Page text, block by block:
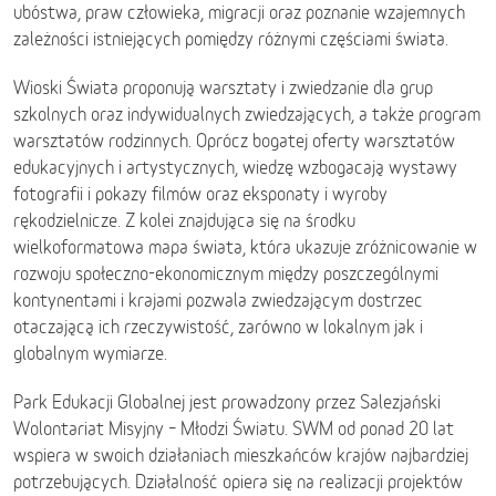
ubóstwa, praw człowieka, migracji oraz poznanie wzajemnych
zależności istniejących pomiędzy różnymi częściami świata.
Wioski Świata proponują warsztaty i zwiedzanie dla grup
szkolnych oraz indywidualnych zwiedzających, a także program
warsztatów rodzinnych. Oprócz bogatej oferty warsztatów
edukacyjnych i artystycznych, wiedzę wzbogacają wystawy
fotografii i pokazy filmów oraz eksponaty i wyroby
rękodzielnicze. Z kolei znajdująca się na środku
wielkoformatowa mapa świata, która ukazuje zróżnicowanie w
rozwoju społeczno-ekonomicznym między poszczególnymi
kontynentami i krajami pozwala zwiedzającym dostrzec
otaczającą ich rzeczywistość, zarówno w lokalnym jak i
globalnym wymiarze.
Park Edukacji Globalnej jest prowadzony przez Salezjański
Wolontariat Misyjny – Młodzi Światu. SWM od ponad 20 lat
wspiera w swoich działaniach mieszkańców krajów najbardziej
potrzebujących. Działalność opiera się na realizacji projektów